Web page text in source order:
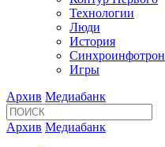
Технологии
Люди
История
Синхроинфотрон
Игры
Архив Медиабанк
Архив Медиабанк